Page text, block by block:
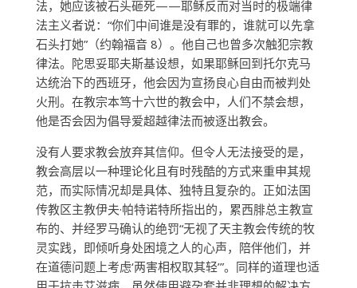
法，她应该被石头砸死——耶稣反而对当时的极端律
法主义者说：“你们中间谁是没有罪的，谁就可以先拿
石头打她”（约翰福音 8）。他自己也曾多次触犯宗教
律法。陀思妥耶夫斯基设想，如果耶稣回到托尔克马
达统治下的西班牙，他会因为宣扬良心自由而被判处
火刑。在教宗本笃十六世的教会中，人们不禁会想，
他是否会因为倡导爱超越律法而被逐出教会。
没有人要求教会放弃其信仰。但令人无法接受的是，
教会高层以一种理论化且有时残酷的方式来重申其规
范，而实际情况却是具体、独特且复杂的。正如法国
传教区主教伊夫·帕特诺特所指出的，累西腓总主教宣
布的、并经罗马确认的绝罚“无视了天主​​教会传统的牧
灵实践，即倾听身处困境之人的心声，陪伴他们，并
在道德问题上考虑‘两害相权取其轻’”。同样的道理也适